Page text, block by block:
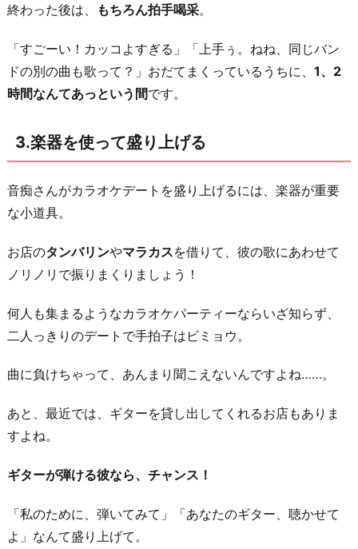
ノ
の
い
を
ビ
だ
せ
て
ら
6.
ノ
ー
イ
ク
終わった後は、 もちろん拍手喝采。
「すごーい！カッコよすぎる」「上手ぅ。ねね、同じバン
ドの別の曲も歌って？」おだてまくっているうちに、 1、2
時間なんてあっという間です。
3.楽器を使って盛り上げる
音痴さんがカラオケデートを盛り上げるには、楽器が重要
な小道具。
お店のタンバリンやマラカスを借りて、彼の歌にあわせて
ノリノリで振りまくりましょう！
何人も集まるようなカラオケパーティーならいざ知らず、
二人っきりのデートで手拍子はビミョウ。
曲に負けちゃって、あんまり聞こえないんですよね……。
あと、最近では、ギターを貸し出してくれるお店もありま
すよね。
ギターが弾ける彼なら、チャンス！
「私のために、弾いてみて」「あなたのギター、聴かせて
よ」なんて盛り上げて。